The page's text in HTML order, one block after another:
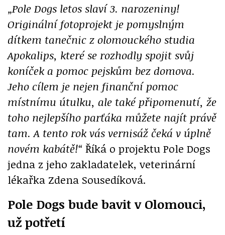
„Pole Dogs letos slaví 3. narozeniny!
Originální fotoprojekt je pomyslným
dítkem tanečnic z olomouckého studia
Apokalips, které se rozhodly spojit svůj
koníček a pomoc pejskům bez domova.
Jeho cílem je nejen finanční pomoc
místnímu útulku, ale také připomenutí, že
toho nejlepšího parťáka můžete najít právě
tam. A tento rok vás vernisáž čeká v úplně
novém kabátě!“ Říká o projektu Pole Dogs
jedna z jeho zakladatelek, veterinární
lékařka Zdena Sousedíková.
Pole Dogs bude bavit v Olomouci,
už potřetí